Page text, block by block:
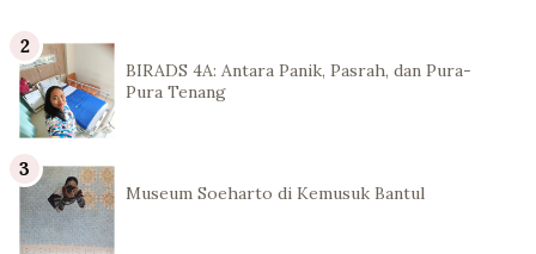
BIRADS 4A: Antara Panik, Pasrah, dan Pura-
Pura Tenang
Museum Soeharto di Kemusuk Bantul